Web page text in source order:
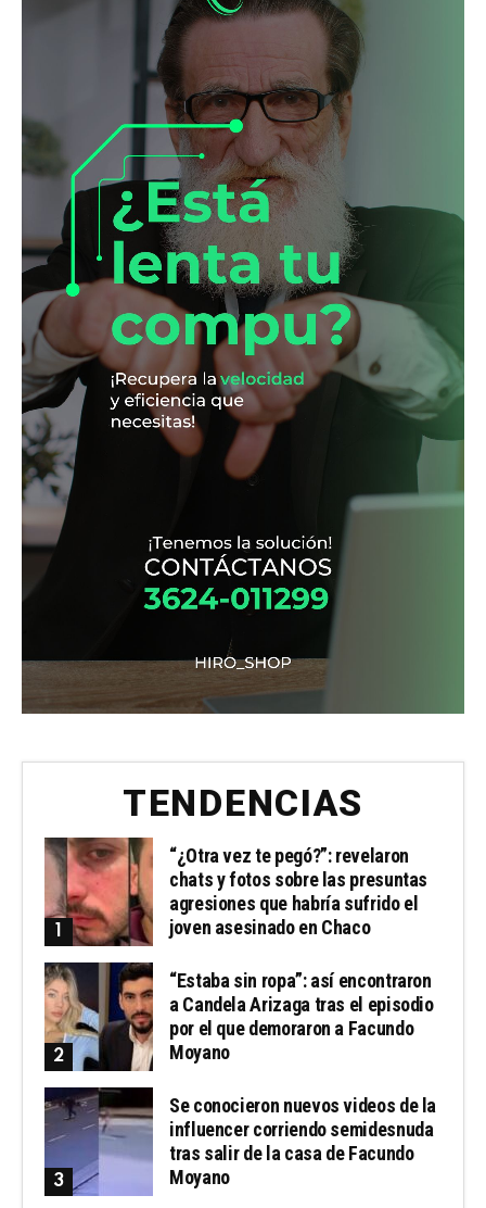
TENDENCIAS
“¿Otra vez te pegó?”: revelaron
chats y fotos sobre las presuntas
agresiones que habría sufrido el
joven asesinado en Chaco
“Estaba sin ropa”: así encontraron
a Candela Arizaga tras el episodio
por el que demoraron a Facundo
Moyano
Se conocieron nuevos videos de la
influencer corriendo semidesnuda
tras salir de la casa de Facundo
Moyano